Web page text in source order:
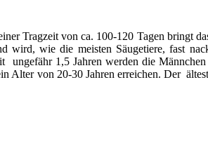
Tragzeit von ca. 100-120 Tagen bringt
wie die meisten Säugetiere, fast
1,5 Jahren werden die
Alter von 20-30 Jahren erreichen. Der